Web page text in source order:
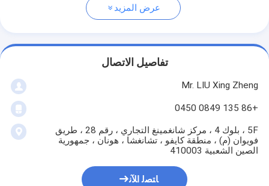
عرض المزيد
تفاصيل الاتصال
Mr. LIU Xing Zheng
+86 135 0849 0450
5F ، بلوك 4 ، مركز شانغمينغ التجاري ، رقم 28 ، طريق
فويوان (م) ، منطقة كايفو ، تشانغشا ، هونان ، جمهورية
الصين الشعبية 410003
ﺎﺘﺼﻟ ﺍﻶﻧ